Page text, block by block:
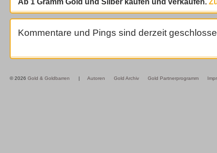
Ab 1 Gramm Gold und Silber kaufen und verkaufen.
Kommentare und Pings sind derzeit
© 2026 Gold & Goldbarren | Autoren Gold Archiv Gold Partnerprogramm